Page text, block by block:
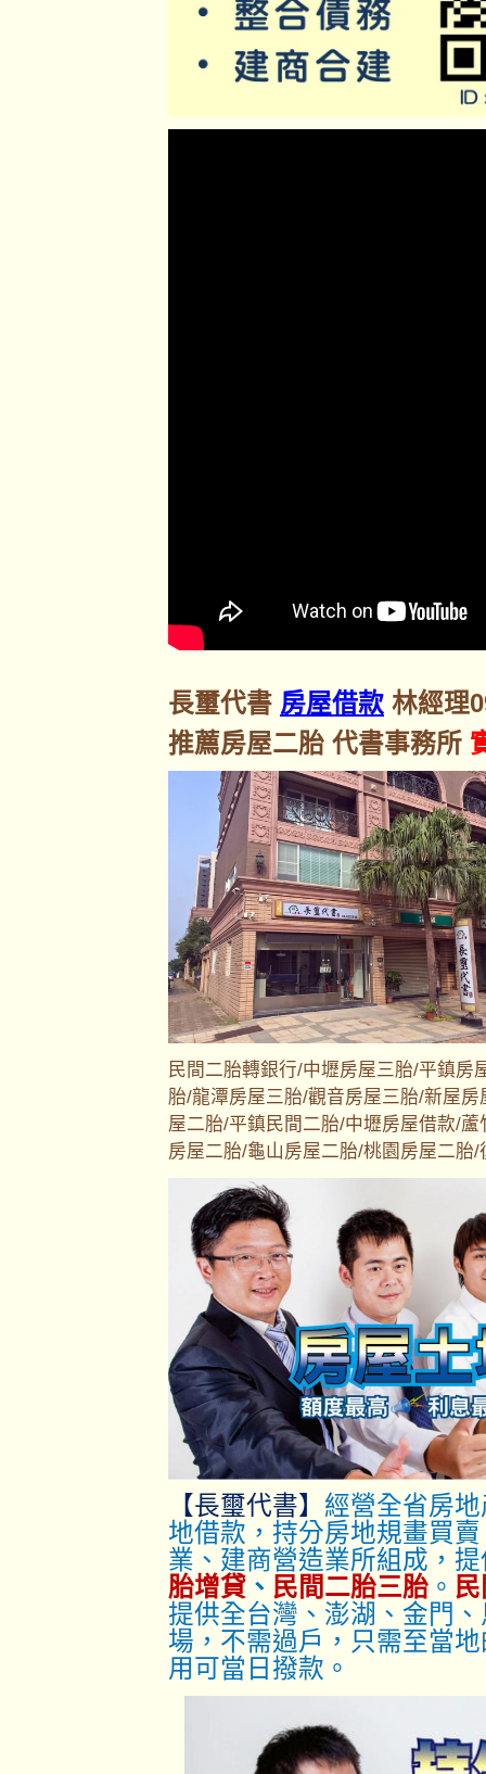
長璽代書 房屋借款 林經理
推薦房屋二胎 代書事務所
民間二胎轉銀行/中壢房屋三胎/平鎮房
胎/龍潭房屋三胎/觀音房屋三胎/新屋
屋二胎/平鎮民間二胎/中壢房屋借款/
房屋二胎/龜山房屋二胎/桃園房屋二胎/
【長璽代書】 經營全省房
地借款，持分房地規畫買
業、建商營造業所組成，
胎增貸 、 民間二胎三胎 。
提供全台灣、澎湖、金門
場，不需過戶，只需至當
用可當日撥款。